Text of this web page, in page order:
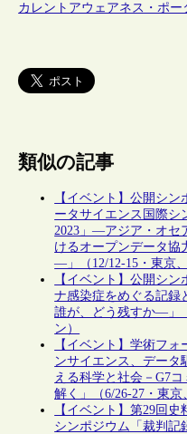
カレントアウェアネス・ポー
類似の記事
【イベント】公開シ
ータサイエンス国際シ
2023」―アジア・オセ
けるオープンデータ協
―」（12/12-15・東京
【イベント】公開シン
ナ感染症をめぐる記録
誰が、どう残すか―」
ン）
【イベント】学術フ
ンサイエンス、データ
える科学と社会－G7
解く」（6/26-27・東京
【イベント】第29回史
シンポジウム「裁判記